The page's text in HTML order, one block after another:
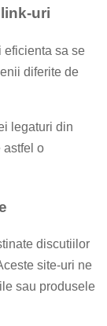
uri
eficienta sa se
diferite de
legaturi din
astfel o
discutiilor
site-uri ne
sau produsele